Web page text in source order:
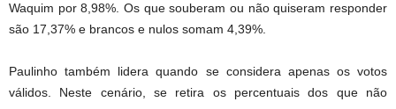
Waquim por 8,98%. Os que souberam ou não quiseram responder
são 17,37% e brancos e nulos somam 4,39%.
Paulinho também lidera quando se considera apenas os votos
válidos. Neste cenário, se retira os percentuais dos que não